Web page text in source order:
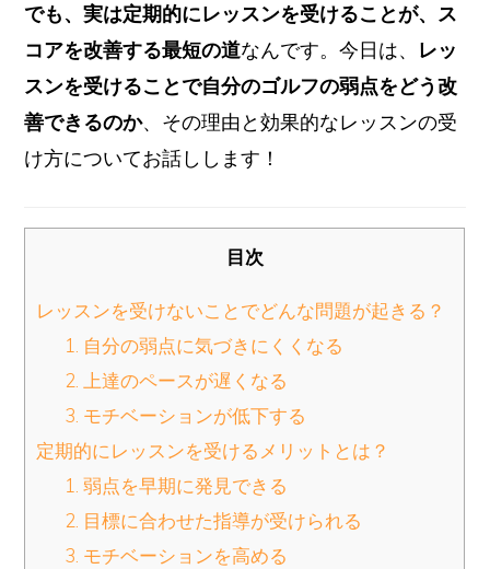
でも、実は定期的にレッスンを受けることが、ス
コアを改善する最短の道なんです。今日は、 レッ
スンを受けることで自分のゴルフの弱点をどう改
善できるのか、その理由と効果的なレッスンの受
け方についてお話しします！
目次
レッスンを受けないことでどんな問題が起きる？
1. 自分の弱点に気づきにくくなる
2. 上達のペースが遅くなる
3. モチベーションが低下する
定期的にレッスンを受けるメリットとは？
1. 弱点を早期に発見できる
2. 目標に合わせた指導が受けられる
3. モチベーションを高める